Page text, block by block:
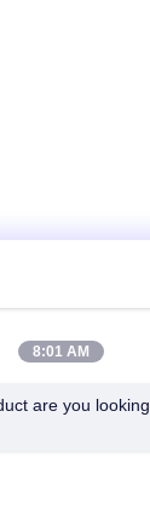
8:01 AM
are you looking